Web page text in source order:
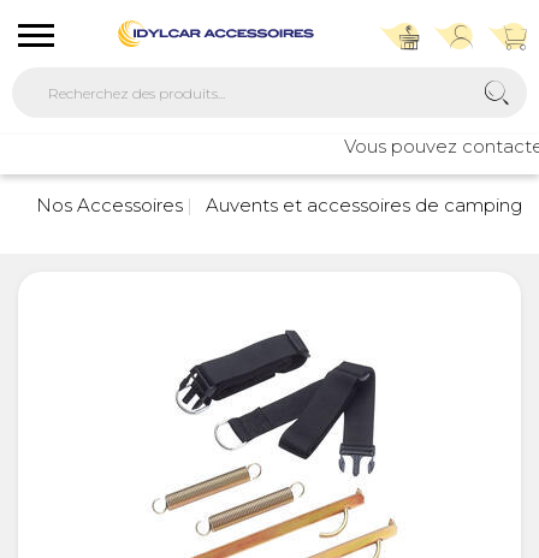
Vous pouvez
Nos Accessoires
Auvents et accessoires de camping